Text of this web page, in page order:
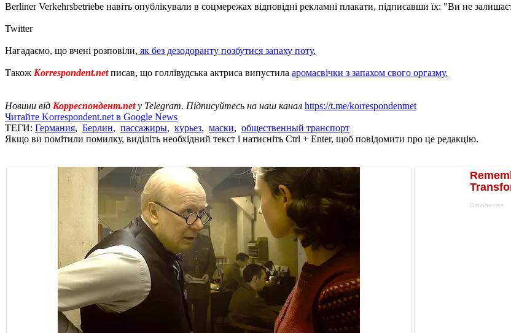
Berliner Verkehrsbetriebe навіть опублікували в соцмережах відповідні рекламні плакати, підписавши їх: "Ви не
Twitter
Нагадаємо, що вчені розповіли, як без дезодоранту позбутися запаху поту.
Також Korrespondent.netписав, що голлівудська актриса випустила аромасвічки з запахом свого оргазму.
Новини від Корреспондент.net у Telegram. Підписуйтесь на наш канал https://t.me/korrespondentnet
Читайте Korrespondent.net в Google News
ТЕГИ: Германия, Берлин, пассажиры, курьез, маски, общественный транспорт
Якщо ви помітили помилку, виділіть необхідний текст і натисніть Ctrl + Enter, щоб повідомити про це редакцію.